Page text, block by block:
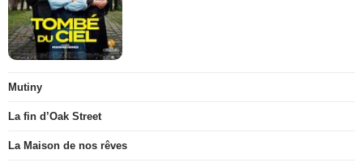
Mutiny
La fin d’Oak Street
La Maison de nos rêves